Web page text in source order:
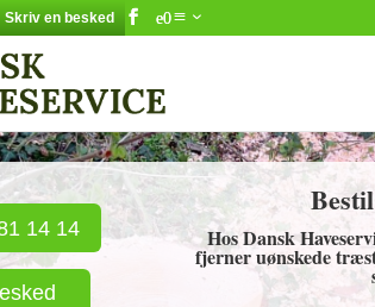
Skriv en besked
14 14 Hos Dansk
fjerner uønskede